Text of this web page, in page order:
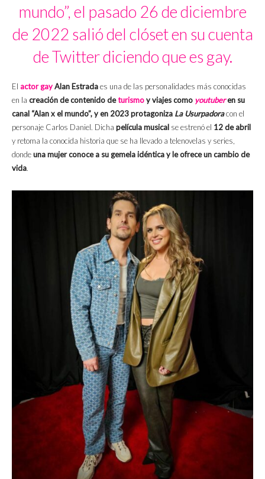
mundo”, el pasado 26 de diciembre
de 2022 salió del clóset en su cuenta
de Twitter diciendo que es gay.
El actor gayAlan Estradaes una de las personalidades más conocidas
en la creación de contenido deturismoy viajes como youtuberen su
canal “Alan x el mundo”, y en 2023 protagoniza La Usurpadoracon el
personaje Carlos Daniel. Dicha película musical se estrenó el 12 de abril
y retoma la conocida historia que se ha llevado a telenovelas y series,
dondeuna mujer conoce a su gemela idéntica y le ofrece un cambio de
vida.